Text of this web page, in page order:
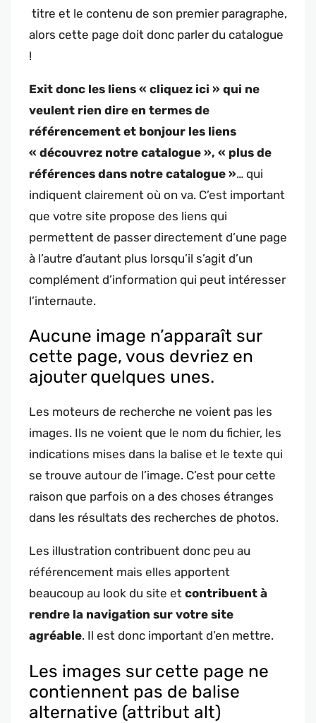
titre et le contenu de son premier paragraphe,
alors cette page doit donc parler du catalogue
!
Exit donc les liens « cliquez ici » qui ne
veulent rien dire en termes de
référencement et bonjour les liens
« découvrez notre catalogue », « plus de
références dans notre catalogue »… qui
indiquent clairement où on va. C’est important
que votre site propose des liens qui
permettent de passer directement d’une page
à l’autre d’autant plus lorsqu’il s’agit d’un
complément d’information qui peut intéresser
l’internaute.
Aucune image n’apparaît sur
cette page, vous devriez en
ajouter quelques unes.
Les moteurs de recherche ne voient pas les
images. Ils ne voient que le nom du fichier, les
indications mises dans la balise et le texte qui
se trouve autour de l’image. C’est pour cette
raison que parfois on a des choses étranges
dans les résultats des recherches de photos.
Les illustration contribuent donc peu au
référencement mais elles apportent
beaucoup au look du site et contribuent à
rendre la navigation sur votre site
agréable. Il est donc important d’en mettre.
Les images sur cette page ne
contiennent pas de balise
alternative (attribut alt)